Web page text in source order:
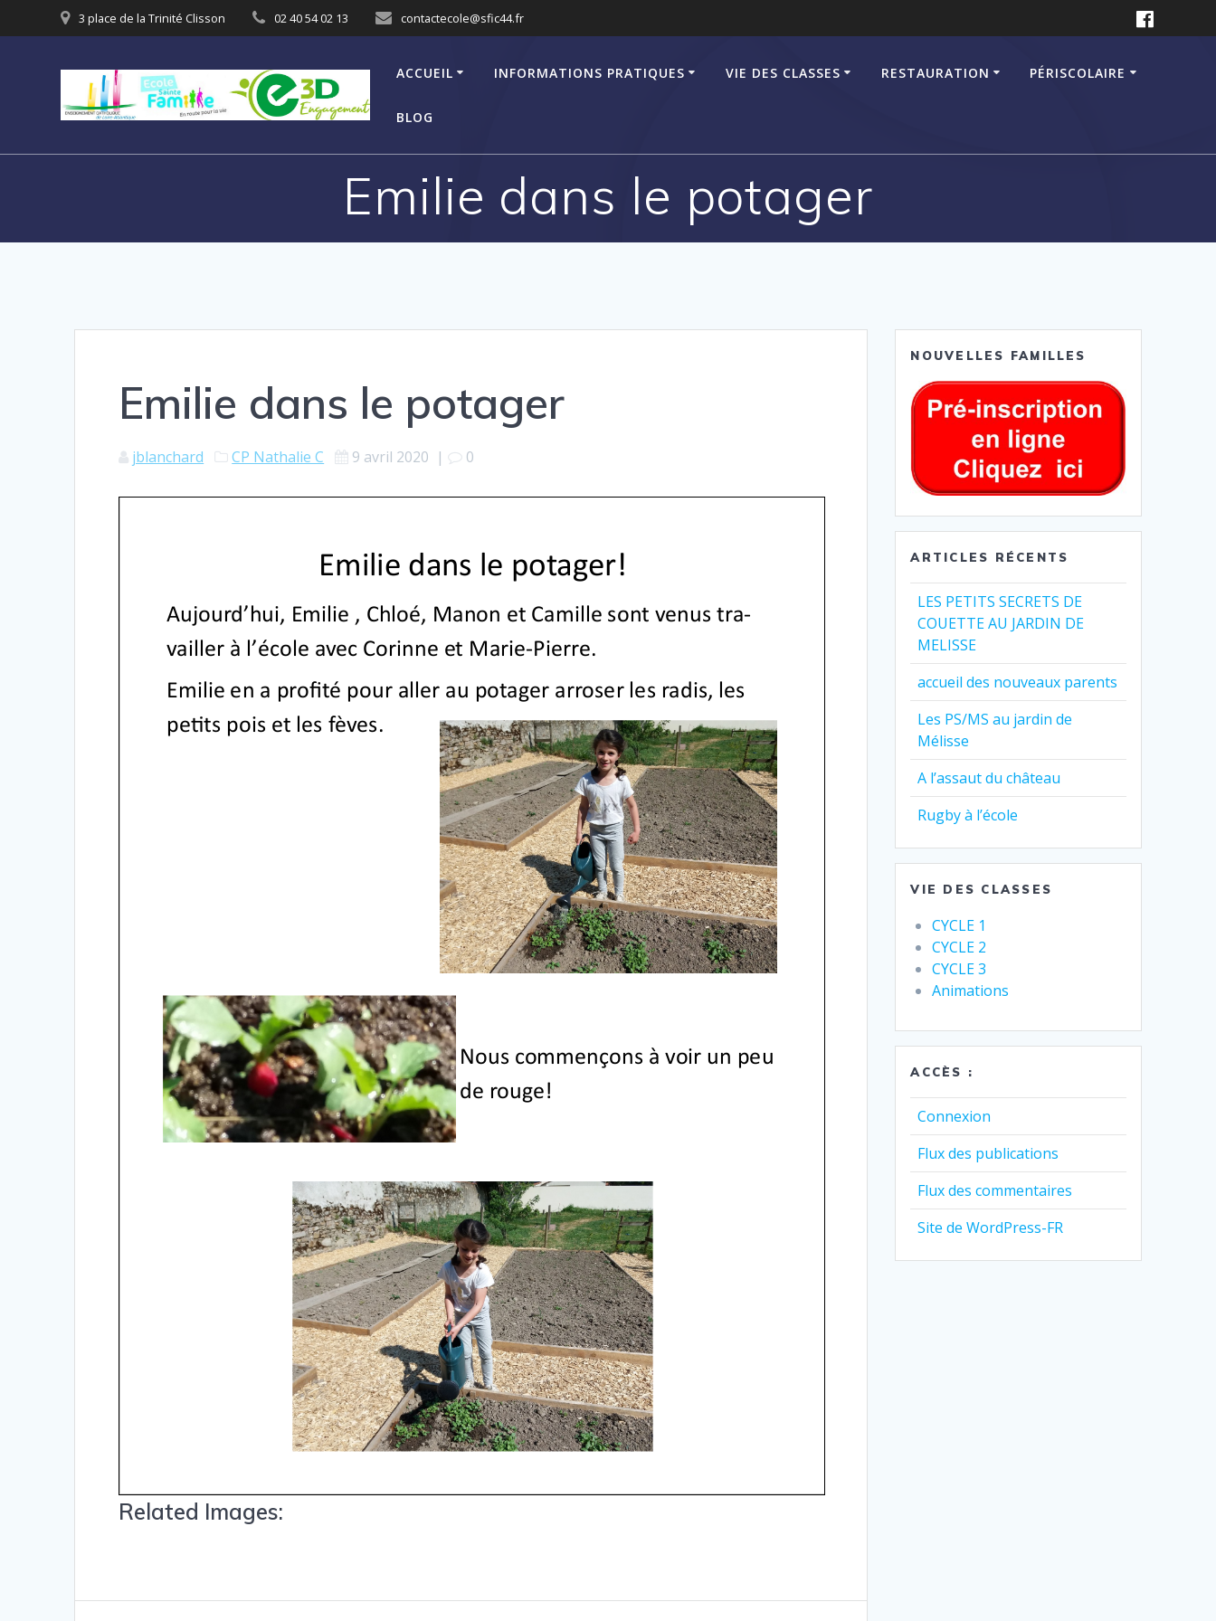
3 place de la Trinité Clisson 02 40 54 02 13 contactecole@sfic44.fr
ACCUEIL INFORMATIONS PRATIQUES VIE DES CLASSES RESTAURATION PÉRISCOLAIRE
BLOG
Emilie dans le potager
Emilie dans le potager
jblanchard CP Nathalie C 9 avril 2020 | 0
Related Images:
NOUVELLES FAMILLES
ARTICLES RÉCENTS
LES PETITS SECRETS DE
COUETTE AU JARDIN DE
MELISSE
accueil des nouveaux parents
Les PS/MS au jardin de
Mélisse
A l’assaut du château
Rugby à l’école
VIE DES CLASSES
CYCLE 1
CYCLE 2
CYCLE 3
Animations
ACCÈS :
Connexion
Flux des publications
Flux des commentaires
Site de WordPress-FR